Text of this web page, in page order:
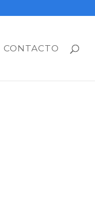
CONTACTO